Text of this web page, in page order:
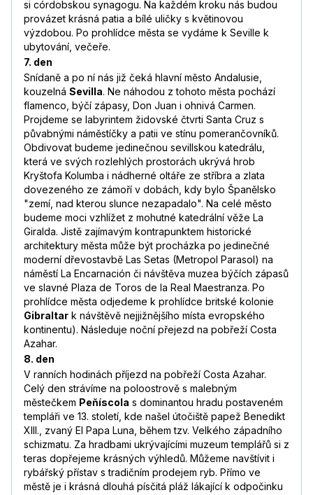
si córdobskou synagogu. Na každém kroku nás budou
provázet krásná patia a bílé uličky s květinovou
výzdobou. Po prohlídce města se vydáme k Seville k
ubytování, večeře.
7. den
Snídaně a po ní nás již čeká hlavní město Andalusie,
kouzelná Sevilla. Ne náhodou z tohoto města pochází
flamenco, býčí zápasy, Don Juan i ohnivá Carmen.
Projdeme se labyrintem židovské čtvrti Santa Cruz s
půvabnými náměstíčky a patii ve stínu pomerančovníků.
Obdivovat budeme jedinečnou sevillskou katedrálu,
která ve svých rozlehlých prostorách ukrývá hrob
Kryštofa Kolumba i nádherné oltáře ze stříbra a zlata
dovezeného ze zámoří v dobách, kdy bylo Španělsko
"zemí, nad kterou slunce nezapadalo". Na celé město
budeme moci vzhlížet z mohutné katedrální věže La
Giralda. Jistě zajímavým kontrapunktem historické
architektury města může být procházka po jedinečné
moderní dřevostavbě Las Setas (Metropol Parasol) na
náměstí La Encarnación či návštěva muzea býčích zápasů
ve slavné Plaza de Toros de la Real Maestranza. Po
prohlídce města odjedeme k prohlídce britské kolonie
Gibraltar k návštěvě nejjižnějšího místa evropského
kontinentu). Následuje noční přejezd na pobřeží Costa
Azahar.
8. den
V ranních hodinách příjezd na pobřeží Costa Azahar.
Celý den strávíme na poloostrově s malebným
městečkem Peňíscola s dominantou hradu postaveném
templáři ve 13. století, kde našel útočiště papež Benedikt
XIII., zvaný El Papa Luna, během tzv. Velkého západního
schizmatu. Za hradbami ukrývajícími muzeum templářů si z
teras dopřejeme krásných výhledů. Můžeme navštívit i
rybářský přístav s tradičním prodejem ryb. Přímo ve
městě je i krásná dlouhá písčitá pláž lákající k odpočinku